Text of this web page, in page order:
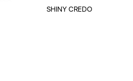
SHINY CREDO